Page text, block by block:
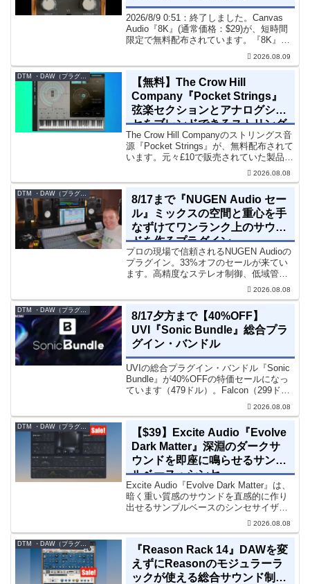
2026/8/9 0:51：終了しました。Canvas
Audio『8K』(通常価格：$29)が、短時間
限定で無料配布されています。『8K』
は、手軽に高域の存在感とアナログ的な
質感をミックスに加えることができる
2026.08.09
DTM ・DAW（プラグイン、シンセなど）のセール情報
【無料】The Crow Hill
Company『Pocket Strings』
弦楽セクションとアナログシン
セをブレンドできるストリング
ス音源プラグイン
The Crow Hill Companyのストリングス音
源『Pocket Strings』が、無料配布されて
います。元々£10で販売されていた製品で
す。『Pocket Strings』についてPocket
2026.08.08
8/17まで『NUGEN Audio セー
ル』ミックスの空間と重心を手
なずけてワンランク上のサウン
ドを作るプラグイン
プロの現場で信頼されるNUGEN Audioの
プラグイン。33%オフのセールが来てい
ます。高精度なステレオ制御、低域管
理、リバーブツールが揃っています。モ
ます。現在、全...
2026.08.08
8/17夕方まで【40%OFF】
UVI『Sonic Bundle』総合プラ
グイン・バンドル
UVIの総合プラグイン・バンドル『Sonic
Bundle』が40%OFFの特価セールになっ
ています（479ドル）。Falcon（299ド
ル）も入っています。UVI Sonic Bundle
Sale - 40% OFF＊セール終了予定日：...
2026.08.08
DTM ・DAW（プラグイン、シンセなど）のセール情報
【$39】Excite Audio『Evolve
Dark Matter』深淵のダークサ
ウンドを即座に鳴らせるサンプ
ルベース・シンセ
Excite Audio『Evolve Dark Matter』は、
暗く重い質感のサウンドを直感的に作り
出せるサンプルベースのシンセサイザー
です。ダークD&Bやアトモスフェリッ
ク・テクノ、シネマティック作品に適し
2026.08.08
『Reason Rack 14』DAWを変
えずにReasonのモジュラーラ
ックが使える総合サウンド制作